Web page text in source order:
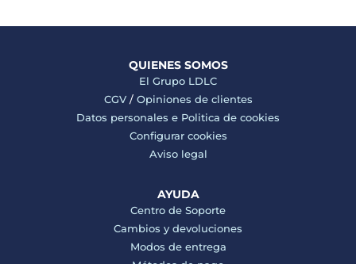
QUIENES SOMOS
El Grupo LDLC
CGV/ Opiniones de clientes
Datos personales e Politica de cookies
Configurar cookies
Aviso legal
AYUDA
Centro de Soporte
Cambios y devoluciones
Modos de entrega